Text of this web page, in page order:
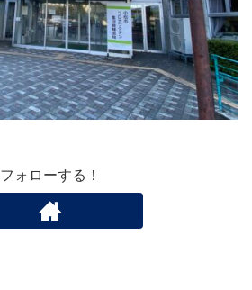
フォローする！